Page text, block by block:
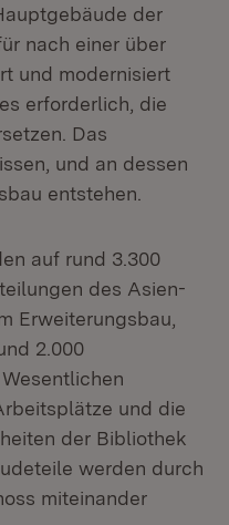
der
nach einer über
und modernisiert
erforderlich, die
Das
und an dessen
entstehen.
auf rund 3.300
des Asien-
Erweiterungsbau,
2.000
und die
der Bibliothek
werden durch
miteinander